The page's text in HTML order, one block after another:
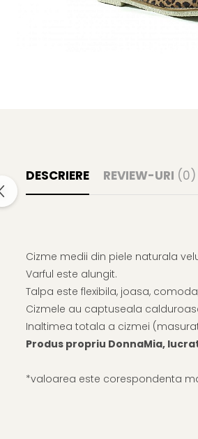
DESCRIERE REVIEW-URI (0)
Cizme medii din piele naturala
Varful este alungit.
Talpa este flexibila, joasa,
Cizmele au captuseala
Inaltimea totala a cizmei
Produs propriu DonnaMia,
*valoarea este corespondenta